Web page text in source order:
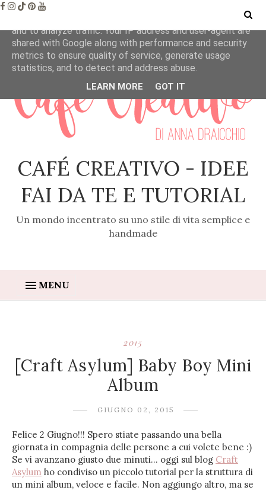
CAFÉ CREATIVO - IDEE
FAI DA TE E TUTORIAL
Un mondo incentrato su uno stile di vita semplice e
handmade
MENU
2015
[Craft Asylum] Baby Boy Mini
Album
GIUGNO 02, 2015
Felice 2 Giugno!!! Spero stiate passando una bella
giornata in compagnia delle persone a cui volete bene :)
Se vi avanzano giusto due minuti... oggi sul blog Craft
Asylum ho condiviso un piccolo tutorial per la struttura di
un mini album, veloce e facile. Non aggiungo altro, ma se
This site uses cookies from Google to deliver its services
and to analyze traffic. Your IP address and user-agent are
shared with Google along with performance and security
metrics to ensure quality of service, generate usage
statistics, and to detect and address abuse.
LEARN MORE GOT IT